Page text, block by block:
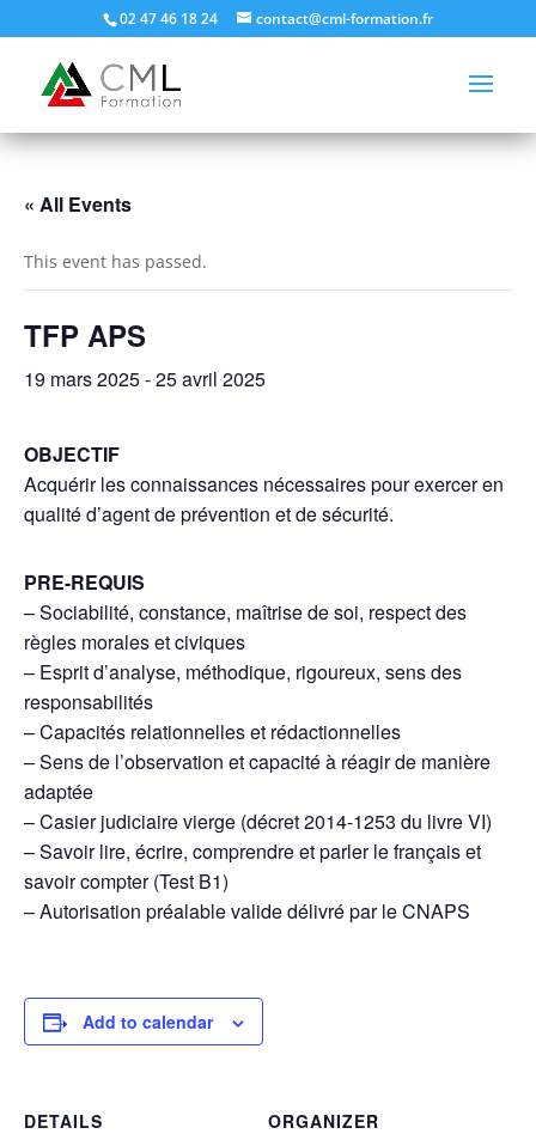
02 47 46 18 24 contact@cml-formation.fr
« All Events
This event has passed.
TFP APS
19 mars 2025-25 avril 2025
OBJECTIF
Acquérir les connaissances nécessaires pour exercer en
qualité d’agent de prévention et de sécurité.
PRE-REQUIS
– Sociabilité, constance, maîtrise de soi, respect des
règles morales et civiques
– Esprit d’analyse, méthodique, rigoureux, sens des
responsabilités
– Capacités relationnelles et rédactionnelles
– Sens de l’observation et capacité à réagir de manière
adaptée
– Casier judiciaire vierge (décret 2014-1253 du livre VI)
– Savoir lire, écrire, comprendre et parler le français et
savoir compter (Test B1)
– Autorisation préalable valide délivré par le CNAPS
Add to calendar
DETAILS
ORGANIZER